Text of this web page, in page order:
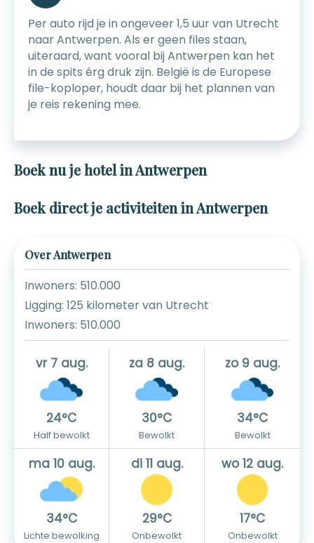
Per auto rijd je in ongeveer 1,5 uur van Utrecht
naar Antwerpen. Als er geen files staan,
uiteraard, want vooral bij Antwerpen kan het
in de spits érg druk zijn. België is de Europese
file-koploper, houdt daar bij het plannen van
je reis rekening mee.
Boek nu je hotel in Antwerpen
Boek direct je activiteiten in Antwerpen
Over Antwerpen
Inwoners: 510.000
Ligging: 125 kilometer van Utrecht
Inwoners: 510.000
vr 7 aug.
24°C
Half bewolkt
za 8 aug.
30°C
Bewolkt
zo 9 aug.
34°C
Bewolkt
ma 10 aug.
34°C
Lichte bewolking
di 11 aug.
29°C
Onbewolkt
wo 12 aug.
17°C
Onbewolkt